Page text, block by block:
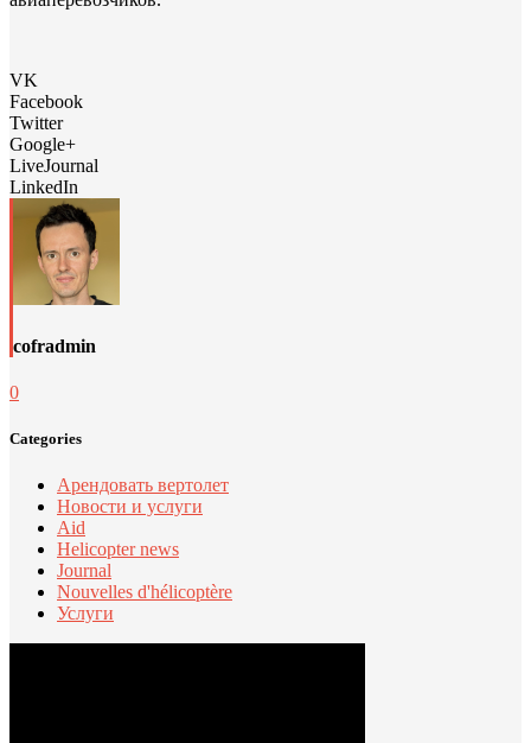
VK
Facebook
Twitter
Google+
LiveJournal
LinkedIn
cofradmin
0
Categories
Арендовать вертолет
Новости и услуги
Aid
Helicopter news
Journal
Nouvelles d'hélicoptère
Услуги